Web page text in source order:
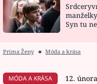
Syn tu
Prima Ženy ■ Móda a krása
MÓDA A KRÁSA 12.